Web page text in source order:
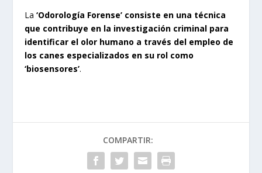
La‘Odorología Forense’ consiste en una técnica
que contribuye en la investigación criminal para
identificar el olor humano a través del empleo de
los canes especializados en su rol como
‘biosensores’.
COMPARTIR: